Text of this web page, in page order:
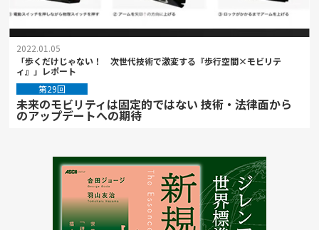
2022.01.05
「歩くだけじゃない！ 次世代技術で激変する『歩行空間×モビリテ
ィ』」レポート
第29回
未来のモビリティは固定的ではない 技術・法律面から
のアップデートへの期待